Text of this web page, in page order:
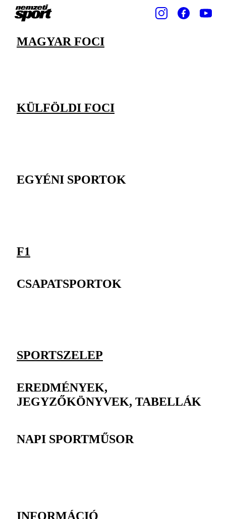
MAGYAR FOCI
KÜLFÖLDI FOCI
EGYÉNI SPORTOK
F1
CSAPATSPORTOK
SPORTSZELEP
EREDMÉNYEK,
JEGYZŐKÖNYVEK, TABELLÁK
NAPI SPORTMŰSOR
INFORMÁCIÓ